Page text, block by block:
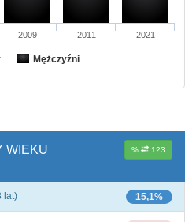
Mężczyźni
2009 2011 2021
% 123
WIEKU
15,1%
lat)